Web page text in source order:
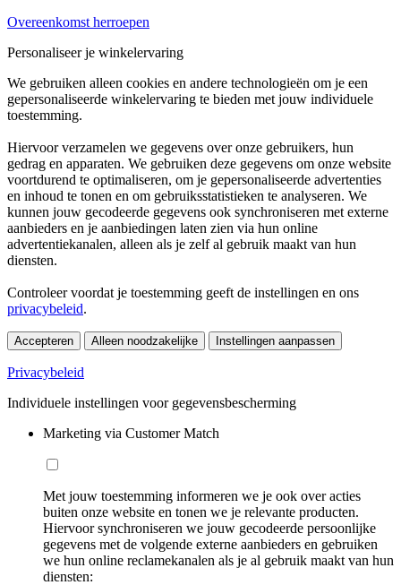
Overeenkomst herroepen
Personaliseer je winkelervaring
We gebruiken alleen cookies en andere technologieën om je een
gepersonaliseerde winkelervaring te bieden met jouw individuele
toestemming.
Hiervoor verzamelen we gegevens over onze gebruikers, hun
gedrag en apparaten. We gebruiken deze gegevens om onze website
voortdurend te optimaliseren, om je gepersonaliseerde advertenties
en inhoud te tonen en om gebruiksstatistieken te analyseren. We
kunnen jouw gecodeerde gegevens ook synchroniseren met externe
aanbieders en je aanbiedingen laten zien via hun online
advertentiekanalen, alleen als je zelf al gebruik maakt van hun
diensten.
Controleer voordat je toestemming geeft de instellingen en ons
privacybeleid.
Accepteren Alleen noodzakelijke Instellingen aanpassen
Privacybeleid
Individuele instellingen voor gegevensbescherming
Marketing via Customer Match
Met jouw toestemming informeren we je ook over acties
buiten onze website en tonen we je relevante producten.
Hiervoor synchroniseren we jouw gecodeerde persoonlijke
gegevens met de volgende externe aanbieders en gebruiken
we hun online reclamekanalen als je al gebruik maakt van hun
diensten: